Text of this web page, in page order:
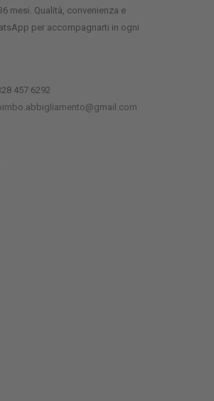
mesi. Qualità, convenienza e
per accompagnarti in ogni
457 6292